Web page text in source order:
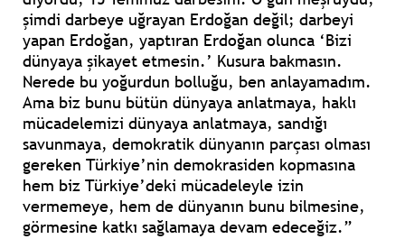
şimdi darbeye uğrayan Erdoğan değil; darbeyi
yapan Erdoğan, yaptıran Erdoğan olunca ‘Bizi
dünyaya şikayet etmesin.’ Kusura bakmasın.
Nerede bu yoğurdun bolluğu, ben anlayamadım.
Ama biz bunu bütün dünyaya anlatmaya, haklı
mücadelemizi dünyaya anlatmaya, sandığı
savunmaya, demokratik dünyanın parçası olması
gereken Türkiye’nin demokrasiden kopmasına
hem biz Türkiye’deki mücadeleyle izin
vermemeye, hem de dünyanın bunu bilmesine,
görmesine katkı sağlamaya devam edeceğiz.”